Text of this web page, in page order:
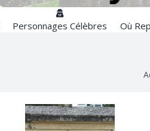
Personnages Célèbres Où